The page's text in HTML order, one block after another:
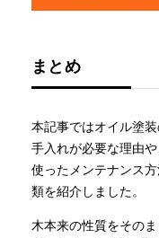
まとめ
本記事ではオイル塗
手入れが必要な理由
使ったメンテナンス
類を紹介しました。
木本来の性質をその